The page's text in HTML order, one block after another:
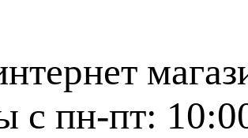
с пн-пт: